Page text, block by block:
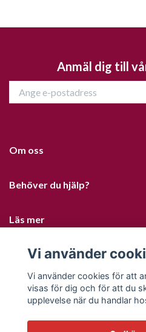
Anmäl dig till
Om oss
Behöver du hjälp?
Läs mer
Sociala medier
Vi använder
Vi använder cookies för att
visas för dig och för att du
upplevelse när du handlar